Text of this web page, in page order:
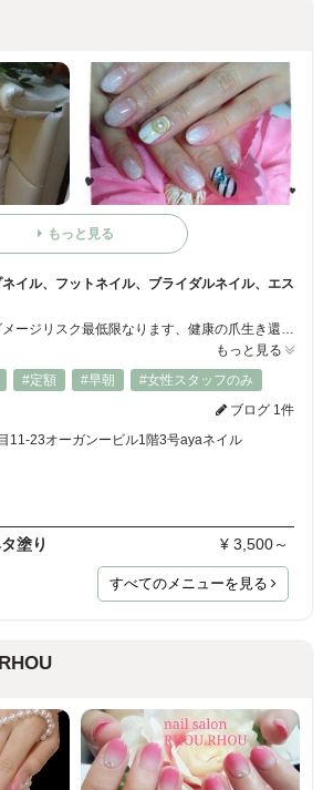
もっと見る
イル、フットネイル、ブライダルネイル、エス
もっと見る
#定額 #早朝
#女性スタッフのみ
ブログ 1件
11-23オーガンービル1階3号ayaネイル
塗り
¥ 3,500～
すべてのメニューを見る